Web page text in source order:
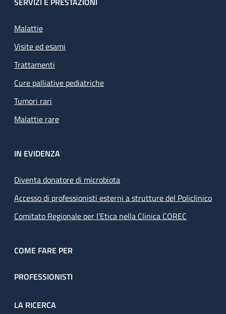
Malattie
Visite ed esami
Trattamenti
Cure palliative pediatriche
Tumori rari
Malattie rare
IN EVIDENZA
Diventa donatore di microbiota
Accesso di professionisti esterni a strutture del Policlinico
Comitato Regionale per l’Etica nella Clinica COREC
COME FARE PER
PROFESSIONISTI
LA RICERCA